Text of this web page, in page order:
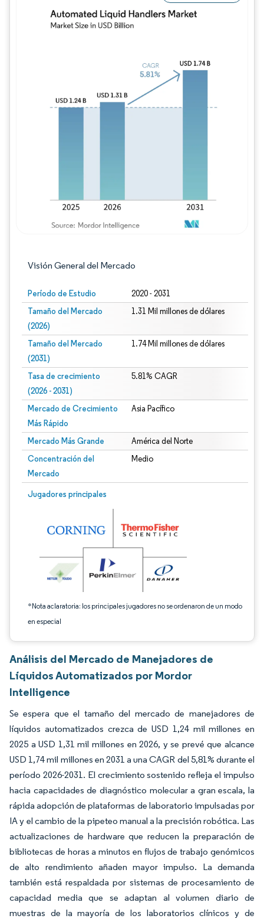
Visión General del Mercado
Período de Estudio 2020 - 2031
Tamaño del Mercado
(2026)
1.31 Mil millones de dólares
Tamaño del Mercado
(2031)
1.74 Mil millones de dólares
Tasa de crecimiento
(2026 - 2031)
5.81% CAGR
Mercado de Crecimiento
Más Rápido
Asia Pacífico
Mercado Más Grande América del Norte
Concentración del
Mercado
Medio
Jugadores principales
*Nota aclaratoria: los principales jugadores no se ordenaron de un modo
en especial
Imagen © Mordor Intelligence. El uso requiere atribución según CC BY 4.0.
Análisis del Mercado de Manejadores de
Líquidos Automatizados por Mordor
Intelligence
Se espera que el tamaño del mercado de manejadores de
líquidos automatizados crezca de USD 1,24 mil millones en
2025 a USD 1,31 mil millones en 2026, y se prevé que alcance
USD 1,74 mil millones en 2031 a una CAGR del 5,81% durante el
período 2026-2031. El crecimiento sostenido refleja el impulso
hacia capacidades de diagnóstico molecular a gran escala, la
rápida adopción de plataformas de laboratorio impulsadas por
IA y el cambio de la pipeteo manual a la precisión robótica. Las
actualizaciones de hardware que reducen la preparación de
bibliotecas de horas a minutos en flujos de trabajo genómicos
de alto rendimiento añaden mayor impulso. La demanda
también está respaldada por sistemas de procesamiento de
capacidad media que se adaptan al volumen diario de
muestras de la mayoría de los laboratorios clínicos y de